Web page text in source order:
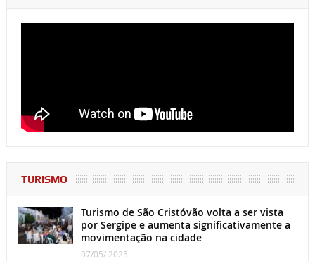
TURISMO
Turismo de São Cristóvão volta a ser vista
por Sergipe e aumenta significativamente a
movimentação na cidade
07/05/ 2025